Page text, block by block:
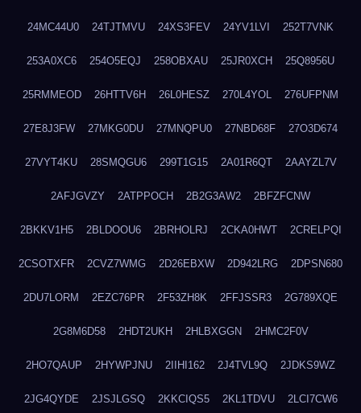
24MC44U0 24TJTMVU 24XS3FEV 24YV1LVI 252T7VNK
253A0XC6 254O5EQJ 258OBXAU 25JR0XCH 25Q8956U
25RMMEOD 26HTTV6H 26L0HESZ 270L4YOL 276UFPNM
27E8J3FW 27MKG0DU 27MNQPU0 27NBD68F 27O3D674
27VYT4KU 28SMQGU6 299T1G15 2A01R6QT 2AAYZL7V
2AFJGVZY 2ATPPOCH 2B2G3AW2 2BFZFCNW
2BKKV1H5 2BLDOOU6 2BRHOLRJ 2CKA0HWT 2CRELPQI
2CSOTXFR 2CVZ7WMG 2D26EBXW 2D942LRG 2DPSN680
2DU7LORM 2EZC76PR 2F53ZH8K 2FFJSSR3 2G789XQE
2G8M6D58 2HDT2UKH 2HLBXGGN 2HMC2F0V
2HO7QAUP 2HYWPJNU 2IIHI162 2J4TVL9Q 2JDKS9WZ
2JG4QYDE 2JSJLGSQ 2KKCIQS5 2KL1TDVU 2LCI7CW6